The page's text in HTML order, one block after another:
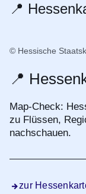
📍
© Hessische
📍
Map-Check:
zu Flüssen,
nachschauen.
zur